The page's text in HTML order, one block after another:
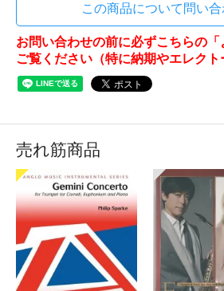
この商品について問い合
お問い合わせの前に必ずこちらの
ご覧ください（特に納期やエレク
売れ筋商品